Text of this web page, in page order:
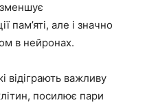
але і значно
в нейронах.
відіграють важливу
посилює пари